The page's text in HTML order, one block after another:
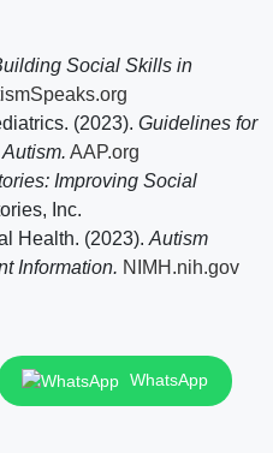
Social Skills in
(2023). Guidelines for
AAP.org
Improving Social
Inc.
Health. (2023). Autism
Information. NIMH.nih.gov
WhatsApp